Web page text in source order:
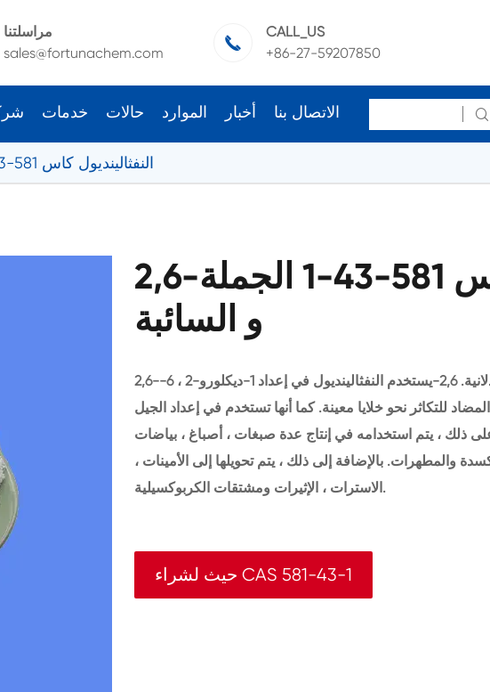
مراسلتنا
sales@fortunachem.com

CALL_US
+86-27-59207850
خدمات حالات الموارد أخبار الاتصال بنا 
2,6-النفثالينديول كاس 581-43-1
2,6-النفثالينديول كاس 581-43-1 الجملة
و السائبة
2,6-يستخدم النفثالينديول وسيطة الصيدلانية. 2,6-يستخدم النفثالينديول في إعداد 1-ديكلورو-2 ، 6-
للتكاثر نحو خلايا معينة. كما أنها تستخدم في إعداد الجيل
ذلك ، يتم استخدامه في إنتاج عدة صبغات ، أصباغ ، بياضات
والمطهرات. بالإضافة إلى ذلك ، يتم تحويلها إلى الأمينات ،
الاسترات ، الإثيرات ومشتقات الكربوكسيلية.
حيث لشراء CAS 581-43-1